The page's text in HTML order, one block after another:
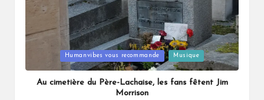
Humanvibes vous recommande Musique
Au cimetière du Père-Lachaise, les fans fêtent Jim
Morrison